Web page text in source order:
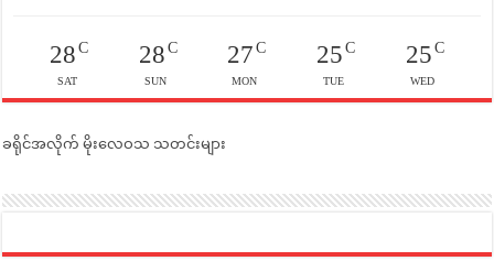
28C
SAT
28C
SUN
27 C
MON
25C
TUE
25C
WED
ခရိုင်အလိုက် မိုးလေဝသ သတင်းများ